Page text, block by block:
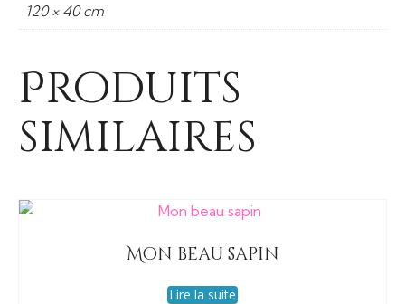
120 × 40 cm
Produits
similaires
Mon beau sapin
Lire la suite